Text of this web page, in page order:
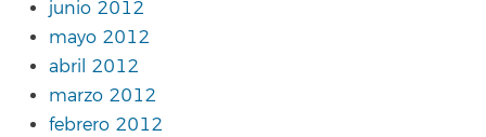
junio 2012
mayo 2012
abril 2012
marzo 2012
febrero 2012